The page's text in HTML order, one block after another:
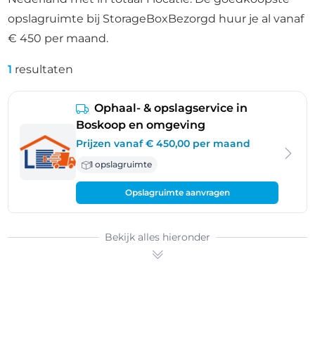
opslagruimte bij StorageBoxBezorgd huur je al vanaf
€ 450 per maand.
1 resultaten
Ophaal- & opslagservice in
Boskoop en omgeving
Prijzen vanaf € 450,00 per maand
1 opslagruimte
Opslagruimte aanvragen
Bekijk alles hieronder